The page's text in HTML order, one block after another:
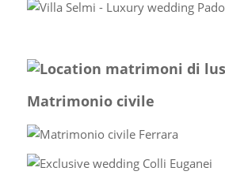
Matrimonio civile